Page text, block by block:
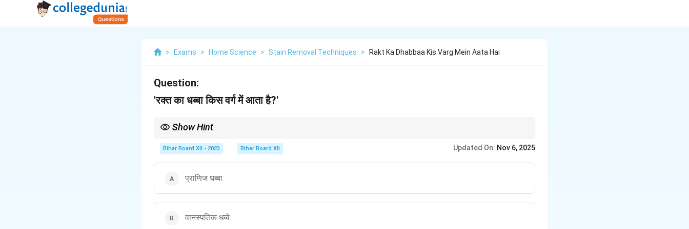
> Exams > Home Science > Stain Removal Techniques > Rakt Ka Dhabbaa Kis Varg Mein Aata Hai
Question:
'रक्त का धब्बा किस वर्ग में आता है?'
Show Hint
Bihar Board XII - 2023 Bihar Board XII Updated On: Nov 6, 2025
प्राणिज धब्बा
वानस्पतिक धब्बे